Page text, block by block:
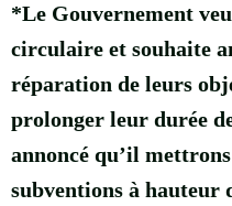
*Le Gouvernement
circulaire et souhaite
réparation de leurs
prolonger leur durée
annoncé qu’il
subventions à hauteur